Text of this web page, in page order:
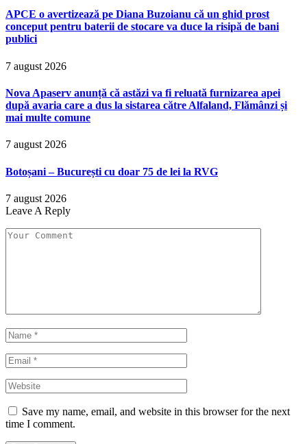
APCE o avertizează pe Diana Buzoianu că un ghid prost
conceput pentru baterii de stocare va duce la risipă de bani
publici
7 august 2026
Nova Apaserv anunță că astăzi va fi reluată furnizarea apei
după avaria care a dus la sistarea către Alfaland, Flămânzi și
mai multe comune
7 august 2026
Botoșani – București cu doar 75 de lei la RVG
7 august 2026
Leave A Reply
Save my name, email, and website in this browser for the next
time I comment.